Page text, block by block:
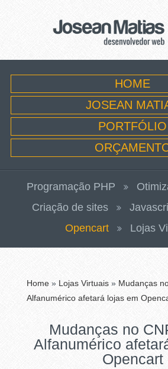
HOME
JOSEAN
PORTFÓLIO
Programação PHP
Criação de sites
Opencart
Lojas
Home » Lojas Virtuais » Mudanças
Alfanumérico afetará lojas em
Mudanças no
Alfanumérico
Opencart